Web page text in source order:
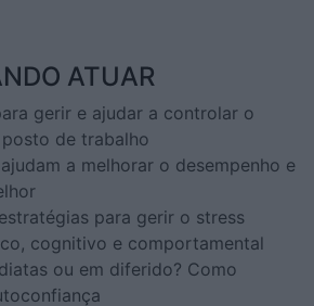
ATUAR
gerir e ajudar a controlar o
de trabalho
a melhorar o desempenho e
para gerir o stress
cognitivo e comportamental
ou em diferido? Como